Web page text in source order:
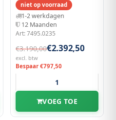
niet op voorraad
1-2 werkdagen
12 Maanden
Art: 7495.0235
€3.190,00€2.392,50
excl. btw
Bespaar €797,50
VOEG TOE